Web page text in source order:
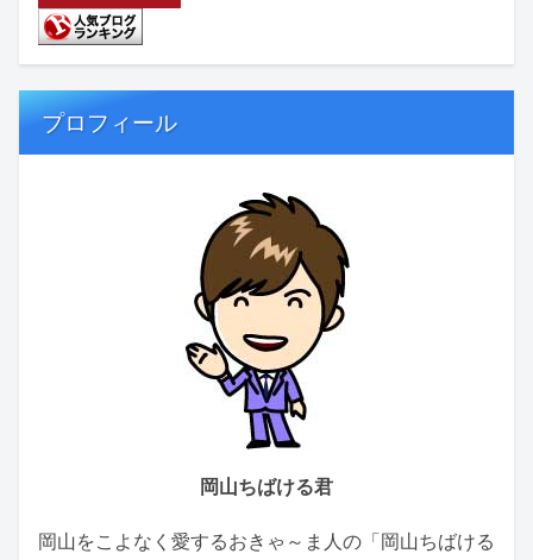
プロフィール
岡山ちばける君
岡山をこよなく愛するおきゃ～ま人の「岡山ちばける